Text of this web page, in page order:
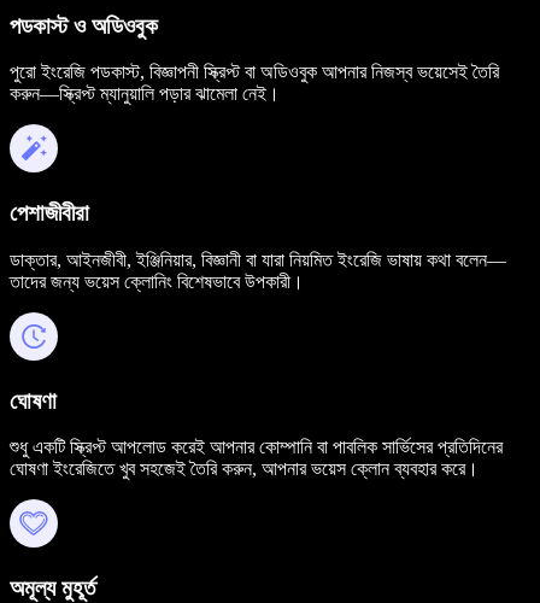
পডকাস্ট ও অডিওবুক
পুরো ইংরেজি পডকাস্ট, বিজ্ঞাপনী স্ক্রিপ্ট বা অডিওবুক আপনার নিজস্ব ভয়েসেই তৈরি
করুন—স্ক্রিপ্ট ম্যানুয়ালি পড়ার ঝামেলা নেই।
পেশাজীবীরা
ডাক্তার, আইনজীবী, ইঞ্জিনিয়ার, বিজ্ঞানী বা যারা নিয়মিত ইংরেজি ভাষায় কথা বলেন—
তাদের জন্য ভয়েস ক্লোনিং বিশেষভাবে উপকারী।
ঘোষণা
শুধু একটি স্ক্রিপ্ট আপলোড করেই আপনার কোম্পানি বা পাবলিক সার্ভিসের প্রতিদিনের
ঘোষণা ইংরেজিতে খুব সহজেই তৈরি করুন, আপনার ভয়েস ক্লোন ব্যবহার করে।
অমূল্য মুহূর্ত